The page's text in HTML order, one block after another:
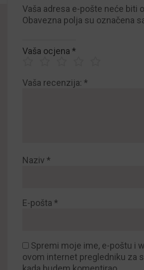
Vaša adresa e-pošte neće biti
Obavezna polja su označena
Vaša ocjena *
Vaša recenzija: *
Naziv *
E-pošta *
Spremi moje ime, e-poštu i
ovom internet pregledniku za